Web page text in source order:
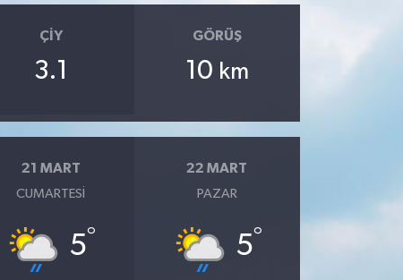
ÇIY
3.1
GÖRÜŞ
10 km
21 MART
CUMARTESI
5°
22 MART
PAZAR
5°